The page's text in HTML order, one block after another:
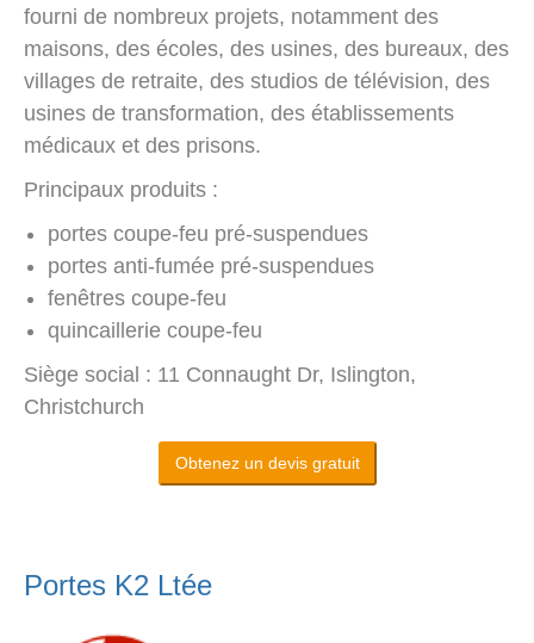
fourni de nombreux projets, notamment des
maisons, des écoles, des usines, des bureaux, des
villages de retraite, des studios de télévision, des
usines de transformation, des établissements
médicaux et des prisons.
Principaux produits :
portes coupe-feu pré-suspendues
portes anti-fumée pré-suspendues
fenêtres coupe-feu
quincaillerie coupe-feu
Siège social : 11 Connaught Dr, Islington,
Christchurch
Obtenez un devis gratuit
Portes K2 Ltée